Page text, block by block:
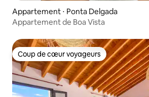
Appartement ⋅ Ponta Delgada
Appartement de Boa Vista
Coup de cœur voyageurs
Coup de cœur voyageurs